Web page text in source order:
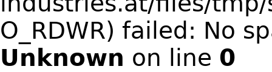
O_RDWR) failed: No
Unknown on line 0